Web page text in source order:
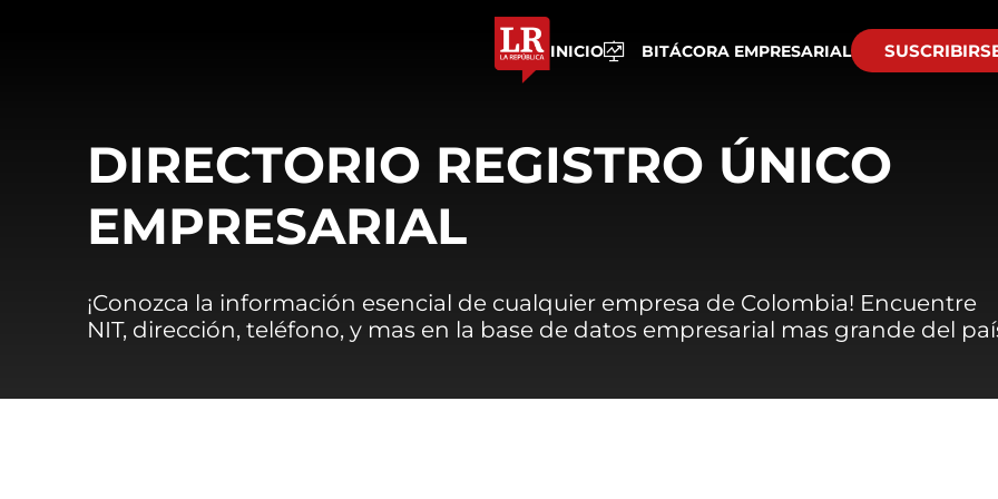
INICIO BITÁCORA EMPRESARIAL
DIRECTORIO REGISTRO ÚNICO
EMPRESARIAL
¡Conozca la información esencial de cualquier empresa de Colombia! Encuentre
NIT, dirección, teléfono, y mas en la base de datos empresarial mas grande del